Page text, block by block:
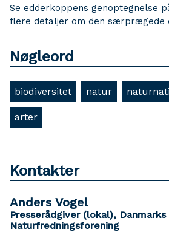
Se edderkoppens genoptegnelse
flere detaljer om den særprægede
Nøgleord
biodiversitet natur
arter
Kontakter
Anders Vogel
Presserådgiver (lokal), Danmarks
Naturfredningsforening